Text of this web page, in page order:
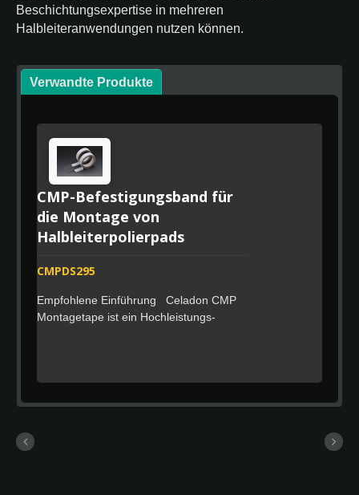
Beschichtungsexpertise in mehreren
Halbleiteranwendungen nutzen können.
Verwandte Produkte
CMP-Befestigungsband für
die Montage von
Halbleiterpolierpads
CMPDS295
Empfohlene Einführung Celadon CMP
Montagetape ist ein Hochleistungs-
Das Produkt wird seit über 10 Jahren
erfolgreich in der Halbleiter-Lieferkette